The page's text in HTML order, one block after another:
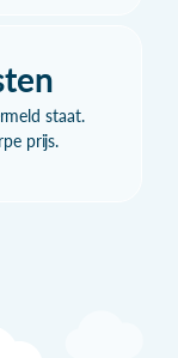
staat.
prijs.